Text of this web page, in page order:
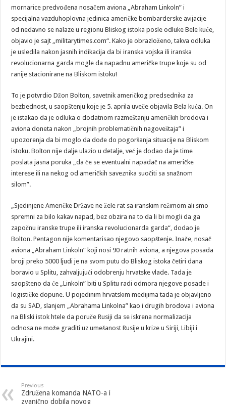
mornarice predvođena nosačem aviona „Abraham Linkoln” i
specijalna vazduhoplovna jedinica američke bombarderske avijacije
od nedavno se nalaze u regionu Bliskog istoka posle odluke Bele kuće,
objavio je sajt „militarytimes.com“. Kako je obrazloženo, takva odluka
je usledila nakon jasnih indikacija da bi iranska vojska ili iranska
revolucionarna garda mogle da napadnu američke trupe koje su od
ranije stacionirane na Bliskom istoku!
To je potvrdio Džon Bolton, savetnik američkog predsednika za
bezbednost, u saopštenju koje je 5. aprila uveče objavila Bela kuća. On
je istakao da je odluka o dodatnom razmeštanju američkih brodova i
aviona doneta nakon „brojnih problematičnih nagoveštaja” i
upozorenja da bi moglo da dođe do pogoršanja situacije na Bliskom
istoku. Bolton nije dalje ulazio u detalje, već je dodao da je time
poslata jasna poruka „da će se eventualni napadač na američke
interese ili na nekog od američkih saveznika suočiti sa snažnom
silom”.
„Sjedinjene Američke Države ne žele rat sa iranskim režimom ali smo
spremni za bilo kakav napad, bez obzira na to da li bi mogli da ga
započnu iranske trupe ili iranska revolucionarda garda“, dodao je
Bolton. Pentagon nije komentarisao njegovo saopštenje. Inače, nosač
aviona „Abraham Linkoln” koji nosi 90 ratnih aviona, a njegova posada
broji preko 5000 ljudi je na svom putu do Bliskog istoka četiri dana
boravio u Splitu, zahvaljujući odobrenju hrvatske vlade. Tada je
saopšteno da će „Linkoln” biti u Splitu radi odmora njegove posade i
logističke dopune. U pojedinim hrvatskim medijima tada je objavljeno
da su SAD, slanjem „Abrahama Linkolna” kao i drugih brodova i aviona
na Bliski istok htele da poruče Rusiji da se iskrena normalizacija
odnosa ne može graditi uz umešanost Rusije u krize u Siriji, Libiji i
Ukrajini.
Previous
Združena komanda NATO-a i
zvanično dobila novog